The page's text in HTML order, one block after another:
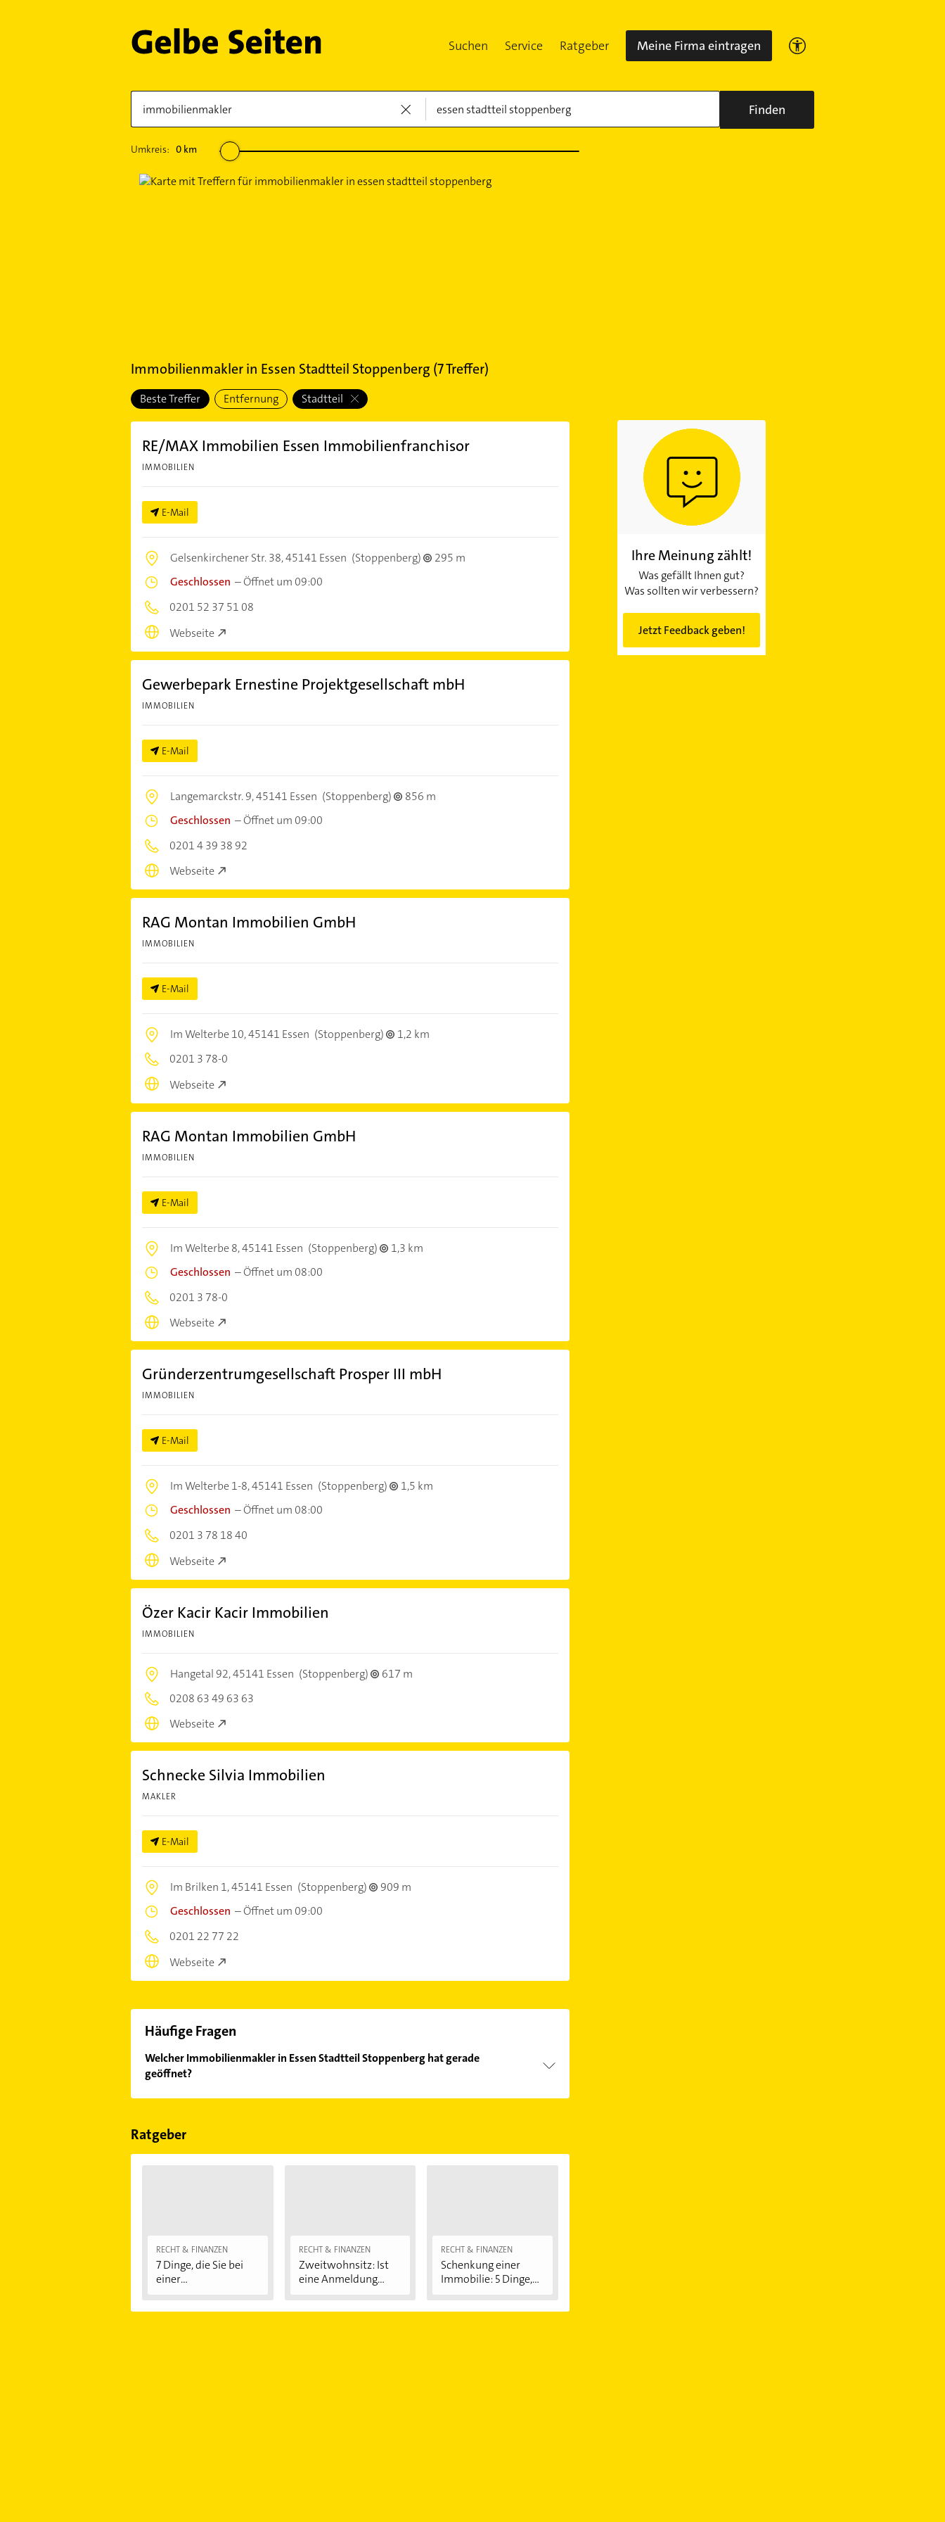
Suchen Service Ratgeber Meine Firma eintragen
Finden
Umkreis: 0km
Immobilienmaklerin Essen Stadtteil Stoppenberg (7Treffer)
Beste Treffer Entfernung Stadtteil
RE/MAX Immobilien Essen Immobilienfranchisor
IMMOBILIEN
E-Mail
Gelsenkirchener Str. 38,45141 Essen (Stoppenberg)
295 m
Geschlossen –Öffnet um 09:00
0201 52 37 51 08
Webseite
Gewerbepark Ernestine Projektgesellschaft mbH
IMMOBILIEN
E-Mail
Langemarckstr. 9,45141 Essen (Stoppenberg)
856 m
Geschlossen –Öffnet um 09:00
0201 4 39 38 92
Webseite
RAG Montan Immobilien GmbH
IMMOBILIEN
E-Mail
Im Welterbe 10,45141 Essen (Stoppenberg)
1,2 km
0201 3 78-0
Webseite
RAG Montan Immobilien GmbH
IMMOBILIEN
E-Mail
Im Welterbe 8,45141 Essen (Stoppenberg)
1,3 km
Geschlossen –Öffnet um 08:00
0201 3 78-0
Webseite
Gründerzentrumgesellschaft Prosper III mbH
IMMOBILIEN
E-Mail
Im Welterbe 1-8,45141 Essen (Stoppenberg)
1,5 km
Geschlossen –Öffnet um 08:00
0201 3 78 18 40
Webseite
Özer Kacir Kacir Immobilien
IMMOBILIEN
Hangetal 92,45141 Essen (Stoppenberg)
617 m
0208 63 49 63 63
Webseite
Schnecke Silvia Immobilien
MAKLER
E-Mail
Im Brilken 1,45141 Essen (Stoppenberg)
909 m
Geschlossen –Öffnet um 09:00
0201 22 77 22
Webseite
Häufige Fragen
Welcher Immobilienmakler in Essen Stadtteil Stoppenberg hat gerade
geöffnet?
Im Anbieter-Bereich finden Sie alleÖffnungszeiten. Bitte beachten Sie, dass diese an
Ratgeber
RECHT & FINANZEN
7 Dinge, die Sie bei
einer
RECHT & FINANZEN
Zweitwohnsitz: Ist
eine Anmeldung...
RECHT & FINANZEN
Schenkung einer
Immobilie: 5 Dinge,...
Ihre Meinung zählt!
Was gefällt Ihnen gut?
Was sollten wir verbessern?
Jetzt Feedback geben!